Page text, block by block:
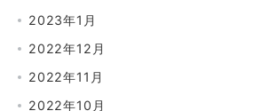
2023年1月
2022年12月
2022年11月
2022年10月